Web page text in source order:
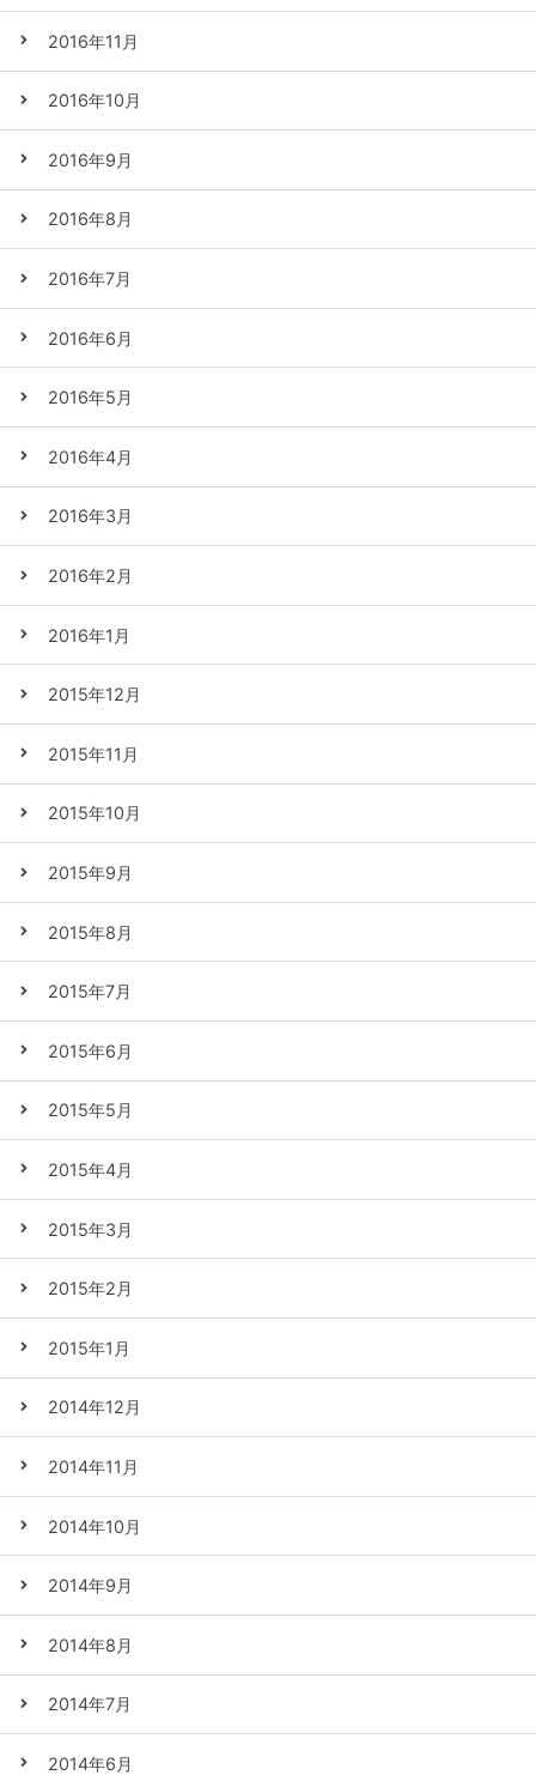
2016年11月
2016年10月
2016年9月
2016年8月
2016年7月
2016年6月
2016年5月
2016年4月
2016年3月
2016年2月
2016年1月
2015年12月
2015年11月
2015年10月
2015年9月
2015年8月
2015年7月
2015年6月
2015年5月
2015年4月
2015年3月
2015年2月
2015年1月
2014年12月
2014年11月
2014年10月
2014年9月
2014年8月
2014年7月
2014年6月